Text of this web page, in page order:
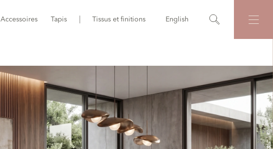
Accessoires Tapis Tissus et finitions English